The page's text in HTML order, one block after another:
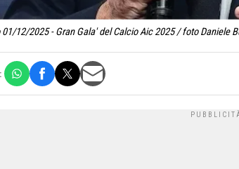
01/12/2025 - Gran Gala' del Calcio Aic 2025 / foto Daniele